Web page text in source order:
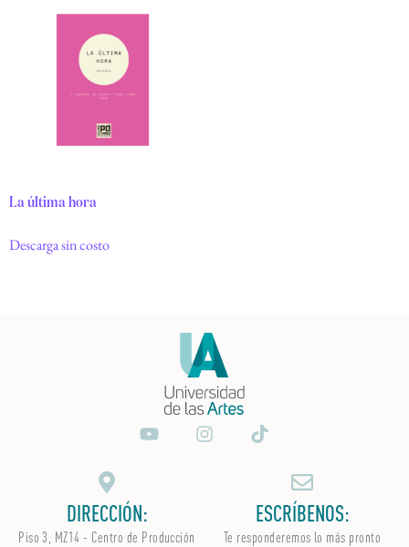
La última hora
Descarga sin costo
DIRECCIÓN:
Piso 3, MZ14 - Centro de Producción
ESCRÍBENOS:
Te responderemos lo más pronto